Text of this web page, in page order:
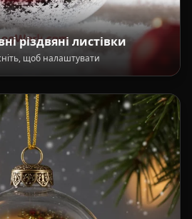
різдвяні листівки
щоб налаштувати